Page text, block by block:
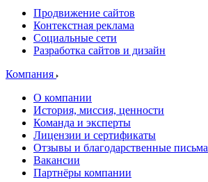
Продвижение сайтов
Контекстная реклама
Социальные сети
Разработка сайтов и дизайн
Компания
О компании
История, миссия, ценности
Команда и эксперты
Лицензии и сертификаты
Отзывы и благодарственные письма
Вакансии
Партнёры компании